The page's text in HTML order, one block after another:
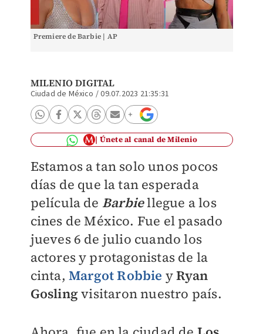
Premiere de Barbie | AP
MILENIO DIGITAL
Ciudad de México /09.07.2023 21:35:31
Únete al canal de Milenio
Estamos a tan solo unos pocos
días de que la tan esperada
película de Barbiellegue a los
cines de México. Fue el pasado
jueves 6 de julio cuando los
actores y protagonistas de la
cinta, Margot Robbie yRyan
Gosling visitaron nuestro país.